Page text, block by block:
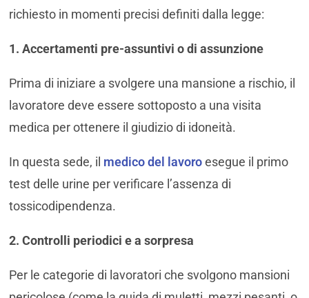
richiesto in momenti precisi definiti dalla legge:
1. Accertamenti pre-assuntivi o di assunzione
Prima di iniziare a svolgere una mansione a rischio, il
lavoratore deve essere sottoposto a una visita
medica per ottenere il giudizio di idoneità.
In questa sede, il medico del lavoroesegue il primo
test delle urine per verificare l’assenza di
tossicodipendenza.
2. Controlli periodici e a sorpresa
Per le categorie di lavoratori che svolgono mansioni